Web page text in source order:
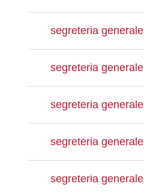
segreteria generale
segreteria generale
segreteria generale
segreteria generale
segreteria generale